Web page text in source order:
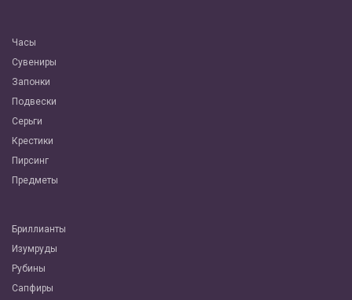
Часы
Сувениры
Запонки
Подвески
Серьги
Крестики
Пирсинг
Предметы
Бриллианты
Изумруды
Рубины
Сапфиры